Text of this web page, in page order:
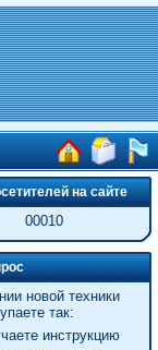
на сайте
00010
новой техники
так:
инструкцию